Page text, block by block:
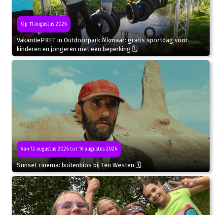
Op 11 augustus 2026
VakantiePRET in Outdoorpark Alkmaar: gratis sportdag voor
kinderen en jongeren met een beperking 🗓
Van 12 augustus 2026 tot 16 augustus 2026
Sunset cinema: buitenbios bij Ten Westen 🗓